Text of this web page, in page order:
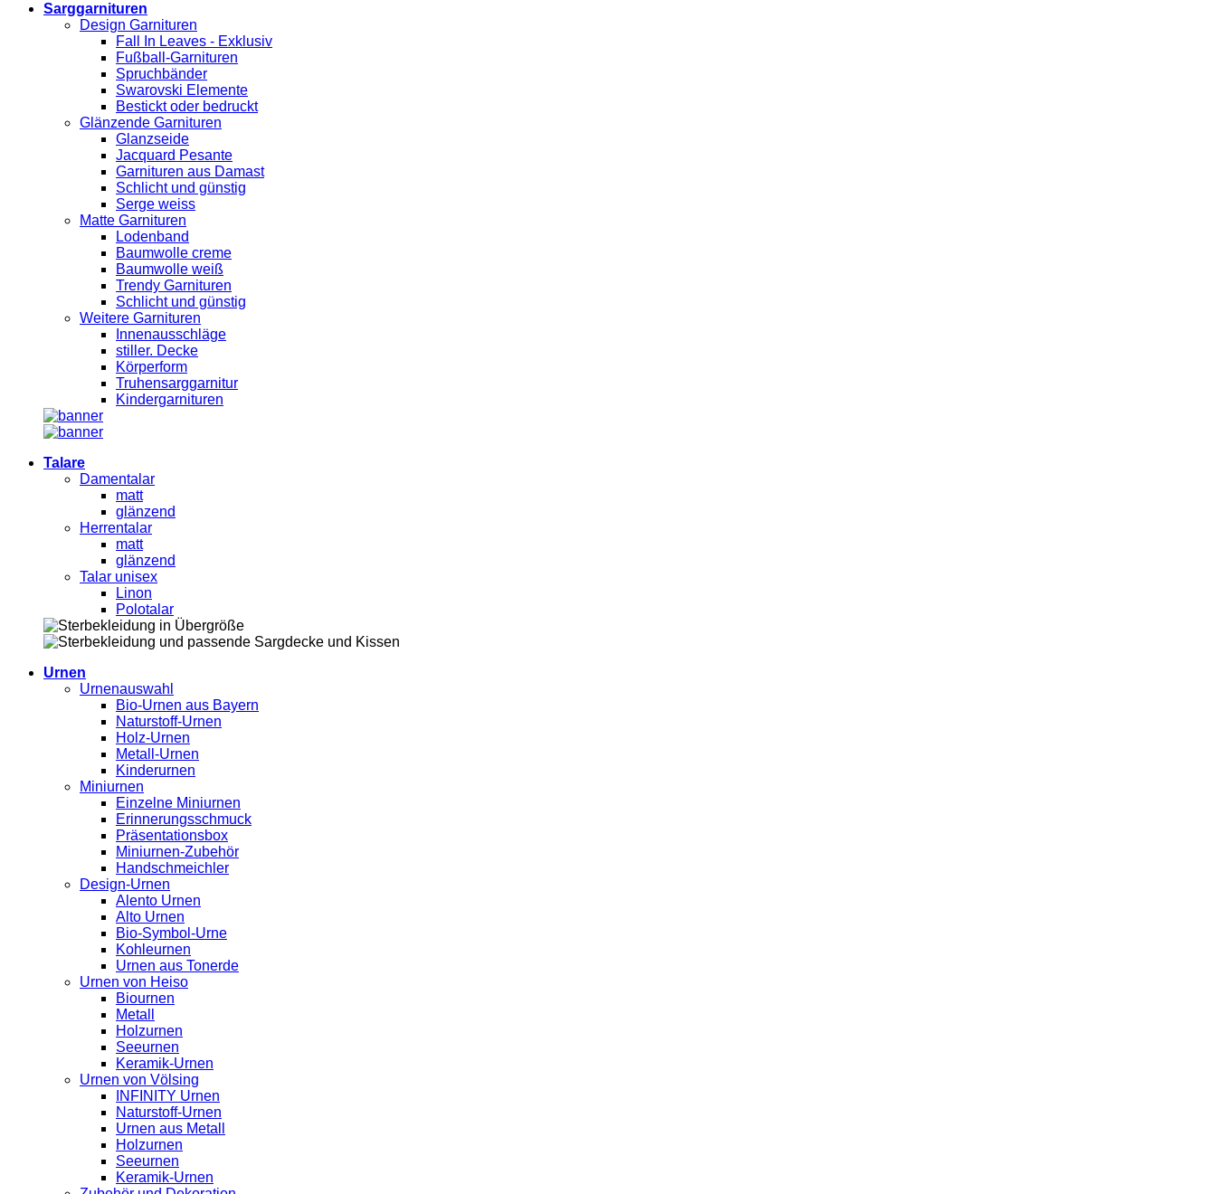
Sarggarnituren
Design Garnituren
Fall In Leaves - Exklusiv
Fußball-Garnituren
Spruchbänder
Swarovski Elemente
Bestickt oder bedruckt
Glänzende Garnituren
Glanzseide
Jacquard Pesante
Garnituren aus Damast
Schlicht und günstig
Serge weiss
Matte Garnituren
Lodenband
Baumwolle creme
Baumwolle weiß
Trendy Garnituren
Schlicht und günstig
Weitere Garnituren
Innenausschläge
stiller. Decke
Körperform
Truhensarggarnitur
Kindergarnituren
Talare
Damentalar
matt
glänzend
Herrentalar
matt
glänzend
Talar unisex
Linon
Polotalar
Urnen
Urnenauswahl
Bio-Urnen aus Bayern
Naturstoff-Urnen
Holz-Urnen
Metall-Urnen
Kinderurnen
Miniurnen
Einzelne Miniurnen
Erinnerungsschmuck
Präsentationsbox
Miniurnen-Zubehör
Handschmeichler
Design-Urnen
Alento Urnen
Alto Urnen
Bio-Symbol-Urne
Kohleurnen
Urnen aus Tonerde
Urnen von Heiso
Biournen
Metall
Holzurnen
Seeurnen
Keramik-Urnen
Urnen von Völsing
INFINITY Urnen
Naturstoff-Urnen
Urnen aus Metall
Holzurnen
Seeurnen
Keramik-Urnen